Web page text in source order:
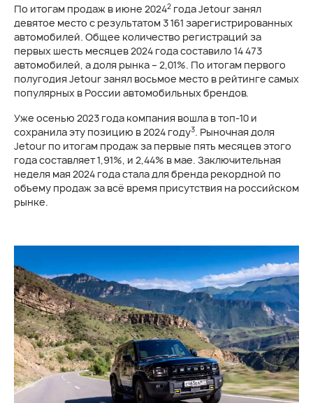
По итогам продаж в июне 20242 года Jetour занял
девятое место с результатом 3 161 зарегистрированных
автомобилей. Общее количество регистраций за
первых шесть месяцев 2024 года составило 14 473
автомобилей, а доля рынка – 2,01%. По итогам первого
полугодия Jetour занял восьмое место в рейтинге самых
популярных в России автомобильных брендов.
Уже осенью 2023 года компания вошла в топ-10 и
сохранила эту позицию в 2024 году3. Рыночная доля
Jetour по итогам продаж за первые пять месяцев этого
года составляет 1,91%, и 2,44% в мае. Заключительная
неделя мая 2024 года стала для бренда рекордной по
объему продаж за всё время присутствия на российском
рынке.